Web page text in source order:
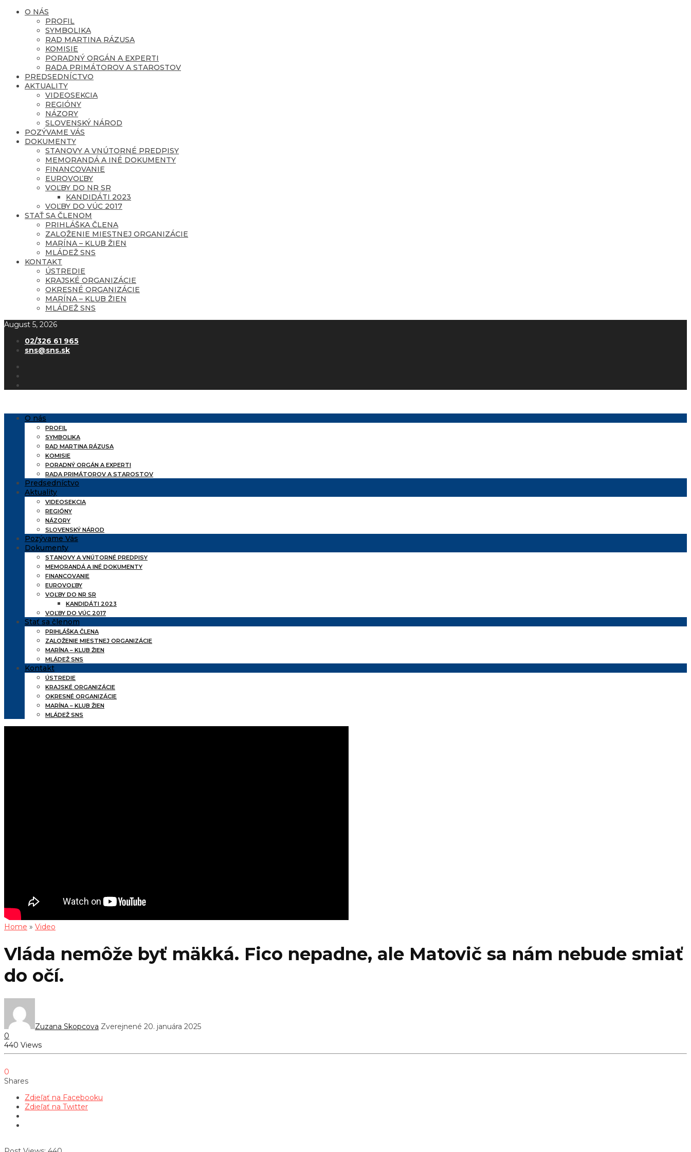
O NÁS
PROFIL
SYMBOLIKA
RAD MARTINA RÁZUSA
KOMISIE
PORADNÝ ORGÁN A EXPERTI
RADA PRIMÁTOROV A STAROSTOV
PREDSEDNÍCTVO
AKTUALITY
VIDEOSEKCIA
REGIÓNY
NÁZORY
SLOVENSKÝ NÁROD
POZÝVAME VÁS
DOKUMENTY
STANOVY A VNÚTORNÉ PREDPISY
MEMORANDÁ A INÉ DOKUMENTY
FINANCOVANIE
EUROVOĽBY
VOĽBY DO NR SR
KANDIDÁTI 2023
VOĽBY DO VÚC 2017
STAŤ SA ČLENOM
PRIHLÁŠKA ČLENA
ZALOŽENIE MIESTNEJ ORGANIZÁCIE
MARÍNA – KLUB ŽIEN
MLÁDEŽ SNS
KONTAKT
ÚSTREDIE
KRAJSKÉ ORGANIZÁCIE
OKRESNÉ ORGANIZÁCIE
MARÍNA – KLUB ŽIEN
MLÁDEŽ SNS
August 5, 2026
02/326 61 965
sns@sns.sk
O nás
PROFIL
SYMBOLIKA
RAD MARTINA RÁZUSA
KOMISIE
PORADNÝ ORGÁN A EXPERTI
RADA PRIMÁTOROV A STAROSTOV
Predsedníctvo
Aktuality
VIDEOSEKCIA
REGIÓNY
NÁZORY
SLOVENSKÝ NÁROD
Pozývame Vás
Dokumenty
STANOVY A VNÚTORNÉ PREDPISY
MEMORANDÁ A INÉ DOKUMENTY
FINANCOVANIE
EUROVOĽBY
VOĽBY DO NR SR
KANDIDÁTI 2023
VOĽBY DO VÚC 2017
Stať sa členom
PRIHLÁŠKA ČLENA
ZALOŽENIE MIESTNEJ ORGANIZÁCIE
MARÍNA – KLUB ŽIEN
MLÁDEŽ SNS
Kontakt
ÚSTREDIE
KRAJSKÉ ORGANIZÁCIE
OKRESNÉ ORGANIZÁCIE
MARÍNA – KLUB ŽIEN
MLÁDEŽ SNS
Home » Video
Vláda nemôže byť mäkká. Fico nepadne, ale Matovič sa nám nebude smiať
do očí.
Zuzana Skopcova Zverejnené 20. januára 2025
0
440 Views
0
Shares
Zdieľať na Facebooku
Zdieľať na Twitter